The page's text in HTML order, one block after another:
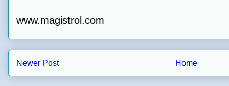
www.magistrol.com
Newer Post Home